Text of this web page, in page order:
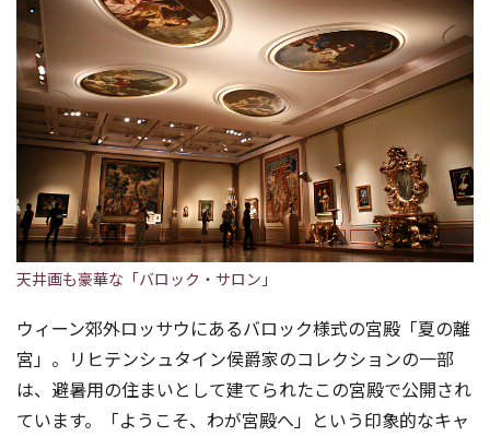
天井画も豪華な「バロック・サロン」
ウィーン郊外ロッサウにあるバロック様式の宮殿「夏の離
宮」。リヒテンシュタイン侯爵家のコレクションの一部
は、避暑用の住まいとして建てられたこの宮殿で公開され
ています。「ようこそ、わが宮殿へ」という印象的なキャ